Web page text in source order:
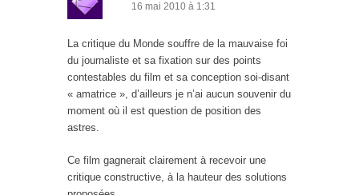
16 mai 2010 à 1:31
La critique du Monde souffre de la mauvaise foi
du journaliste et sa fixation sur des points
contestables du film et sa conception soi-disant
« amatrice », d’ailleurs je n’ai aucun souvenir du
moment où il est question de position des
astres.
Ce film gagnerait clairement à recevoir une
critique constructive, à la hauteur des solutions